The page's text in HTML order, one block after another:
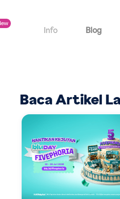
Info Blog
Baca Artikel